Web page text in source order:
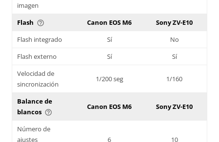
imagen
Flash help_outline Canon EOS M6
Sony ZV-E10
Flash integrado
Sí
No
Flash externo
Sí
Sí
Velocidad de
sincronización
1/200 seg 1/160
Balance de
blancos help_outline
Canon EOS M6 Sony ZV-E10
Número de
ajustes
6 10